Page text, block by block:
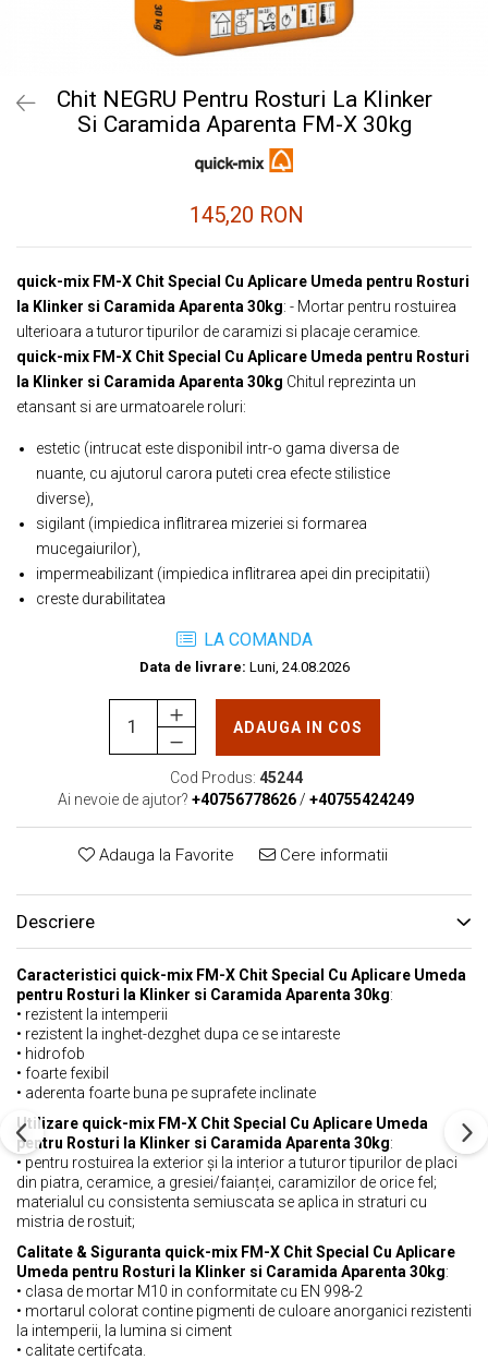
Chit NEGRU Pentru Rosturi La Klinker
Si Caramida Aparenta FM-X 30kg
145,20 RON
quick-mix FM-X Chit Special Cu Aplicare Umeda pentru Rosturi
la Klinker si Caramida Aparenta 30kg: - Mortar pentru rostuirea
ulterioara a tuturor tipurilor de caramizi si placaje ceramice.
quick-mix FM-X Chit Special Cu Aplicare Umeda pentru Rosturi
la Klinker si Caramida Aparenta 30kg Chitul reprezinta un
etansant si are urmatoarele roluri:
estetic (intrucat este disponibil intr-o gama diversa de
nuante, cu ajutorul carora puteti crea efecte stilistice
diverse),
sigilant (impiedica inflitrarea mizeriei si formarea
mucegaiurilor),
impermeabilizant (impiedica inflitrarea apei din precipitatii)
creste durabilitatea
LA COMANDA
Data de livrare: Luni, 24.08.2026
ADAUGA IN COS
Cod Produs: 45244
Ai nevoie de ajutor? +40756778626 / +40755424249
Adauga la Favorite Cere informatii
Descriere
Caracteristici quick-mix FM-X Chit Special Cu Aplicare Umeda
pentru Rosturi la Klinker si Caramida Aparenta 30kg:
• rezistent la intemperii
• rezistent la inghet-dezghet dupa ce se intareste
• hidrofob
• foarte fexibil
• aderenta foarte buna pe suprafete inclinate
Utilizare quick-mix FM-X Chit Special Cu Aplicare Umeda
pentru Rosturi la Klinker si Caramida Aparenta 30kg:
• pentru rostuirea la exterior și la interior a tuturor tipurilor de placi
din piatra, ceramice, a gresiei/faianței, caramizilor de orice fel;
materialul cu consistenta semiuscata se aplica in straturi cu
mistria de rostuit;
Calitate & Siguranta quick-mix FM-X Chit Special Cu Aplicare
Umeda pentru Rosturi la Klinker si Caramida Aparenta 30kg:
• clasa de mortar M10 in conformitate cu EN 998-2
• mortarul colorat contine pigmenti de culoare anorganici rezistenti
la intemperii, la lumina si ciment
• calitate certifcata.